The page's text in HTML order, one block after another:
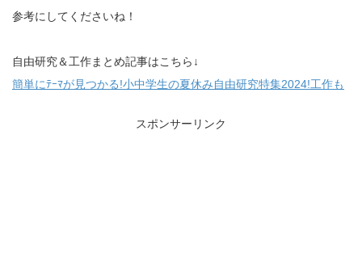
参考にしてくださいね！
自由研究＆工作まとめ記事はこちら↓
簡単にﾃｰﾏが見つかる!小中学生の夏休み自由研究特集2024!工作も
スポンサーリンク